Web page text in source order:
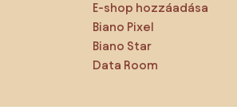
E-shop hozzáadása
Biano Pixel
Biano Star
Data Room